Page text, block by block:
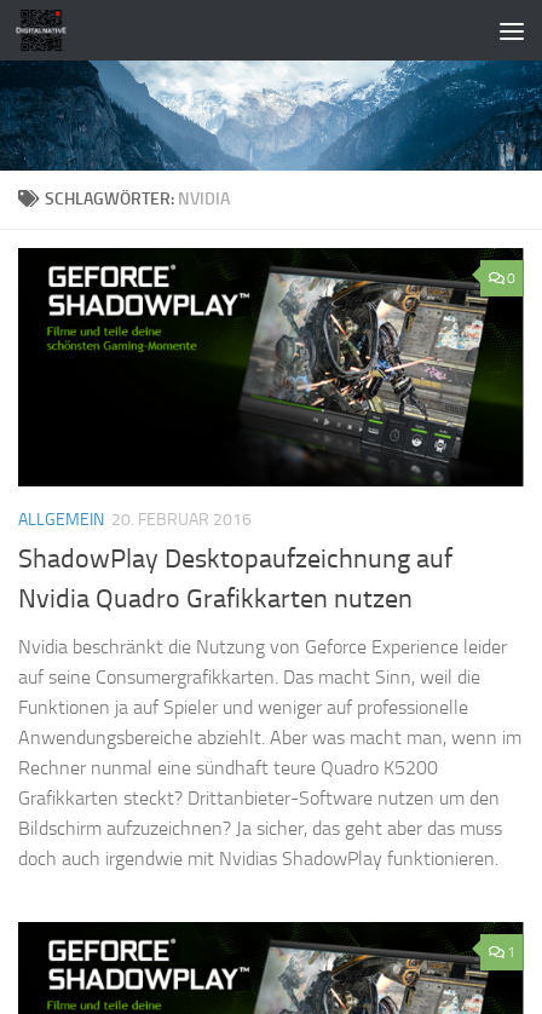
Zum Inhalt springen
SCHLAGWÖRTER: NVIDIA
0
ALLGEMEIN 20. FEBRUAR 2016
ShadowPlay Desktopaufzeichnung auf
Nvidia Quadro Grafikkarten nutzen
Nvidia beschränkt die Nutzung von Geforce Experience leider
auf seine Consumergrafikkarten. Das macht Sinn, weil die
Funktionen ja auf Spieler und weniger auf professionelle
Anwendungsbereiche abziehlt. Aber was macht man, wenn im
Rechner nunmal eine sündhaft teure Quadro K5200
Grafikkarten steckt? Drittanbieter-Software nutzen um den
Bildschirm aufzuzeichnen? Ja sicher, das geht aber das muss
doch auch irgendwie mit Nvidias ShadowPlay funktionieren.
1